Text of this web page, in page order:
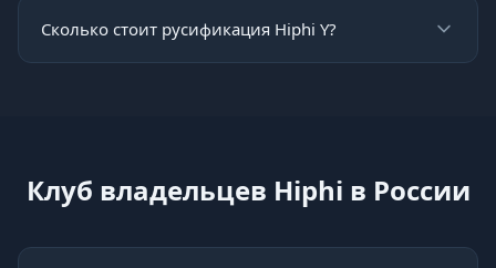
Сколько стоит русификация Hiphi Y?
Клуб владельцев Hiphi в России